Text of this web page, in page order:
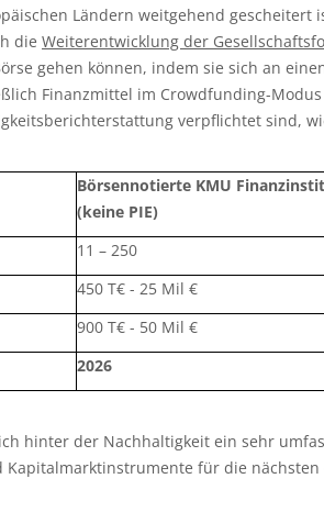
Ländern weitgehend gescheitert
die Weiterentwicklung der
gehen können, indem sie sich an
Finanzmittel im Crowdfunding-
verpflichtet sind,
Börsennotierte KMU
(keine PIE)
11 – 250
450 T€ - 25 Mil €
900 T€ - 50 Mil €
2026
hinter der Nachhaltigkeit ein sehr
für die nächsten